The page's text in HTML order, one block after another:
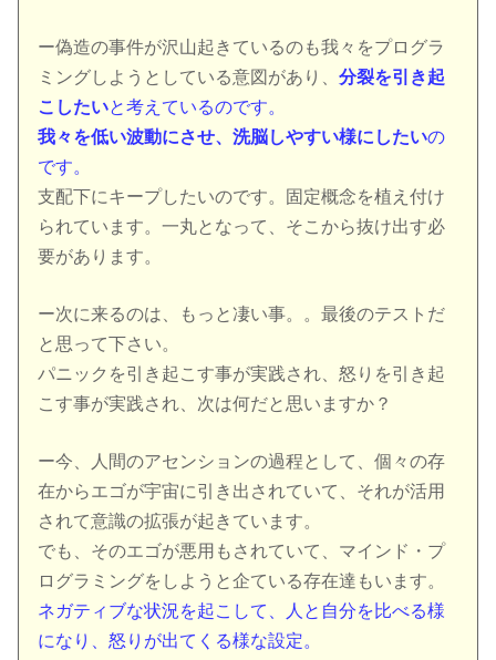
ー偽造の事件が沢山起きているのも我々をプログラ
ミングしようとしている意図があり、分裂を引き起
こしたいと考えているのです。
我々を低い波動にさせ、洗脳しやすい様にしたいの
です。
支配下にキープしたいのです。固定概念を植え付け
られています。一丸となって、そこから抜け出す必
要があります。
ー次に来るのは、もっと凄い事。。最後のテストだ
と思って下さい。
パニックを引き起こす事が実践され、怒りを引き起
こす事が実践され、次は何だと思いますか？
ー今、人間のアセンションの過程として、個々の存
在からエゴが宇宙に引き出されていて、それが活用
されて意識の拡張が起きています。
でも、そのエゴが悪用もされていて、マインド・プ
ログラミングをしようと企ている存在達もいます。
ネガティブな状況を起こして、人と自分を比べる様
になり、怒りが出てくる様な設定。